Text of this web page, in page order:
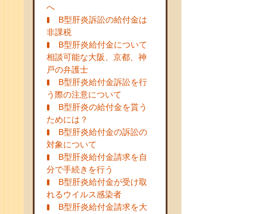
へ
B型肝炎訴訟の給付金は
非課税
B型肝炎給付金について
相談可能な大阪、京都、神
戸の弁護士
B型肝炎給付金訴訟を行
う際の注意について
B型肝炎の給付金を貰う
ためには？
B型肝炎給付金の訴訟の
対象について
B型肝炎給付金請求を自
分で手続きを行う
B型肝炎給付金が受け取
れるウイルス感染者
B型肝炎給付金請求を大